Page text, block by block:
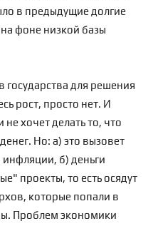
в предыдущие долгие
фоне низкой базы
государства для решения
рост, просто нет. И
не хочет делать то, что
Но: а) это вызовет
б) деньги
проекты, то есть осядут
которые попали в
Проблем экономики